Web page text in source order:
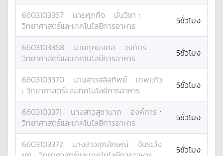
6603103367 นายศุภกิจ มั่นวิชา :
วิทยาศาสตร์และเทคโนโลยีการอาหาร
5ชั่วโมง
6603103368 นายศุภมงคล วงค์ศร :
วิทยาศาสตร์และเทคโนโลยีการอาหาร
5ชั่วโมง
6603103370 นางสาวสลิลทิพย์
เทพแก้ว
: วิทยาศาสตร์และเทคโนโลยีการอาหาร 5ชั่วโมง
6603103371 นางสาวสุชานาถ องค์การ :
วิทยาศาสตร์และเทคโนโลยีการอาหาร
5ชั่วโมง
6603103372 นางสาวสุภลักษณ์
จันระวัง
5ชั่วโมง